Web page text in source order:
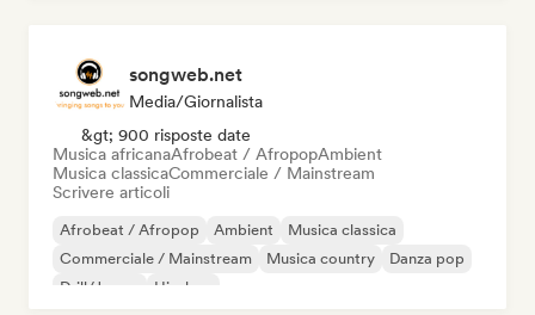
songweb.net
Media/Giornalista
&gt; 900 risposte date
Musica africanaAfrobeat / AfropopAmbient
Musica classicaCommerciale / Mainstream
Scrivere articoli
Afrobeat / Afropop Ambient
Musica classica
Commerciale / Mainstream
Musica country
Danza pop
Drill/Jersey
Hip-hop